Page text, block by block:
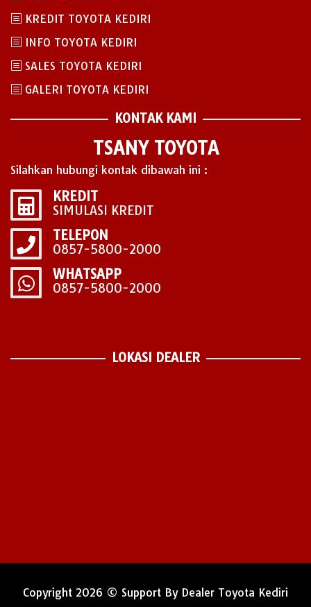
KREDIT TOYOTA KEDIRI
INFO TOYOTA KEDIRI
SALES TOYOTA KEDIRI
GALERI TOYOTA KEDIRI
KONTAK KAMI
TSANY TOYOTA
Silahkan hubungi kontak dibawah ini :
KREDIT
SIMULASI KREDIT
TELEPON
0857-5800-2000
WHATSAPP
0857-5800-2000
LOKASI DEALER
Copyright 2026 © Support By Dealer Toyota Kediri